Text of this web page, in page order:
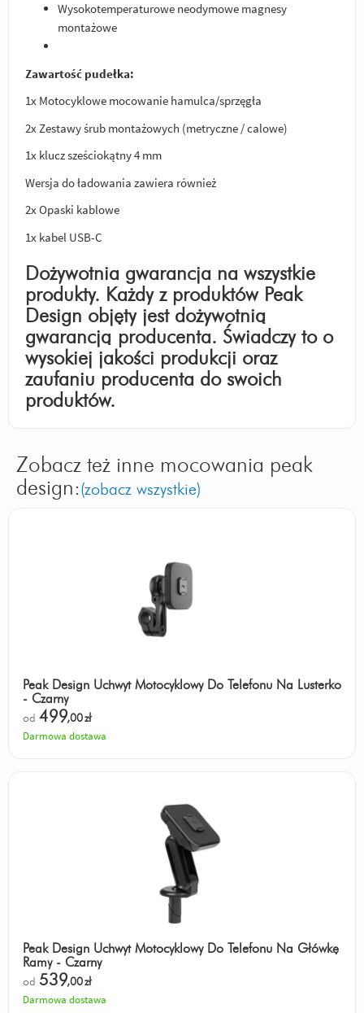
Wysokotemperaturowe neodymowe magnesy
montażowe
Zawartość pudełka:
1x Motocyklowe mocowanie hamulca/sprzęgła
2x Zestawy śrub montażowych (metryczne / calowe)
1x klucz sześciokątny 4 mm
Wersja do ładowania zawiera również
2x Opaski kablowe
1x kabel USB-C
Dożywotnia gwarancja na wszystkie
produkty. Każdy z produktów Peak
Design objęty jest dożywotnią
gwarancją producenta. Świadczy to o
wysokiej jakości produkcji oraz
zaufaniu producenta do swoich
produktów.
Zobacz też inne mocowania peak
design:(zobacz wszystkie)
Peak Design Uchwyt Motocyklowy Do Telefonu Na Lusterko
- Czarny
od 499,00zł
Darmowa dostawa
Peak Design Uchwyt Motocyklowy Do Telefonu Na Główkę
Ramy - Czarny
od 539,00zł
Darmowa dostawa